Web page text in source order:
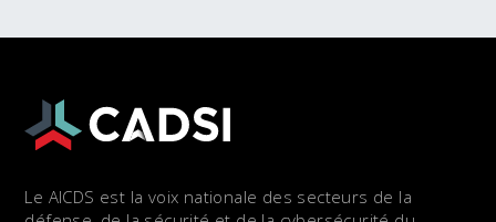
Le AICDS est la voix nationale des secteurs de la